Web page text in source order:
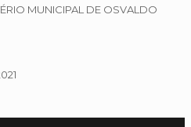
MUNICIPAL DE OSVALDO